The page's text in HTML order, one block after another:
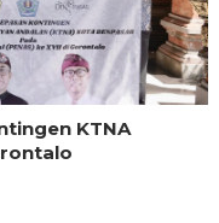
KTNA